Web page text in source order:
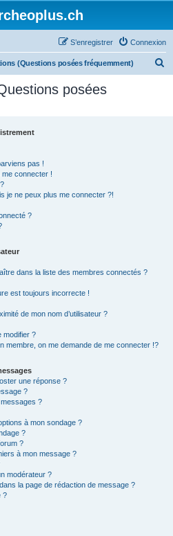
Connexion
S’enregistrer
(Questions posées fréquemment)
posées
pas !
connecter !
je ne peux plus me connecter ?!
?
dans la liste des membres connectés ?
est toujours incorrecte !
de mon nom d’utilisateur ?
modifier ?
membre, on me demande de me connecter !?
une réponse ?
?
?
à mon sondage ?
?
?
à mon message ?
modérateur ?
la page de rédaction de message ?
?